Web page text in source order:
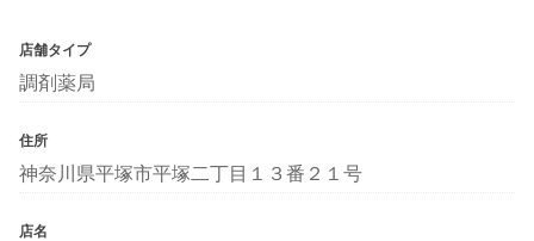
店舗タイプ
調剤薬局
住所
神奈川県平塚市平塚二丁目１３番２１号
店名